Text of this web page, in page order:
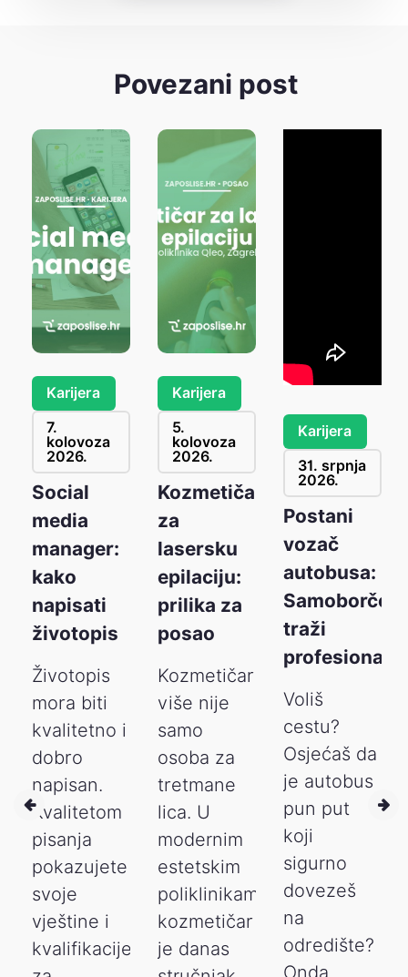
Povezani post
Karijera
7.
kolovoza
2026.
Social
media
manager:
kako
napisati
životopis
Životopis
mora biti
kvalitetno i
dobro
napisan.
Kvalitetom
pisanja
pokazujete
svoje
vještine i
kvalifikacije
Karijera
5.
kolovoza
2026.
Kozmetičar
za
lasersku
epilaciju:
prilika za
posao
Kozmetičar
više nije
samo
osoba za
tretmane
lica. U
modernim
estetskim
poliklinikama
kozmetičar
je danas
Karijera
31. srpnja
2026.
Postani
vozač
autobusa:
Samoborček
traži
Voliš
cestu?
Osjećaš da
je autobus
pun put
koji
sigurno
dovezeš
na
odredište?